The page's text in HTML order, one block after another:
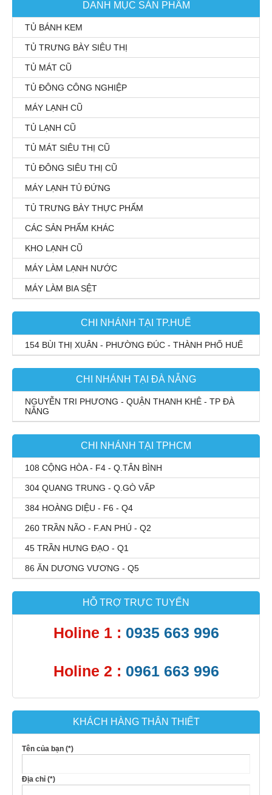
DANH MỤC SẢN PHẨM
TỦ BÁNH KEM
TỦ TRƯNG BÀY SIÊU THỊ
TỦ MÁT CŨ
TỦ ĐÔNG CÔNG NGHIỆP
MÁY LẠNH CŨ
TỦ LẠNH CŨ
TỦ MÁT SIÊU THỊ CŨ
TỦ ĐÔNG SIÊU THỊ CŨ
MÁY LẠNH TỦ ĐỨNG
TỦ TRƯNG BÀY THỰC PHẨM
CÁC SẢN PHẨM KHÁC
KHO LẠNH CŨ
MÁY LÀM LẠNH NƯỚC
MÁY LÀM BIA SỆT
CHI NHÁNH TẠI TP.HUẾ
154 BÙI THỊ XUÂN - PHƯỜNG ĐÚC - THÀNH PHỐ HUẾ
CHI NHÁNH TẠI ĐÀ NẴNG
NGUYỄN TRI PHƯƠNG - QUẬN THANH KHÊ - TP ĐÀ
NẴNG
CHI NHÁNH TẠI TPHCM
108 CỘNG HÒA - F4 - Q.TÂN BÌNH
304 QUANG TRUNG - Q.GÒ VẤP
384 HOÀNG DIỆU - F6 - Q4
260 TRẦN NÃO - F.AN PHÚ - Q2
45 TRẦN HƯNG ĐẠO - Q1
86 ĂN DƯƠNG VƯƠNG - Q5
HỖ TRỢ TRỰC TUYẾN
Holine 1 : 0935 663 996
Holine 2 : 0961 663 996
KHÁCH HÀNG THÂN THIẾT
Tên của bạn (*)
Địa chỉ (*)